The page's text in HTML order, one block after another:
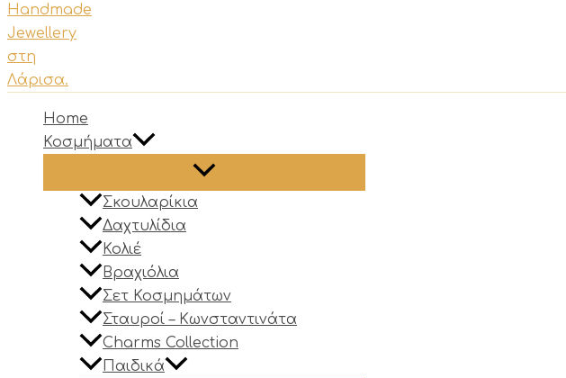
Home
Κοσμήματα
Σκουλαρίκια
Δαχτυλίδια
Κολιέ
Βραχιόλια
Σετ Κοσμημάτων
Σταυροί – Κωνσταντινάτα
Charms Collection
Παιδικά